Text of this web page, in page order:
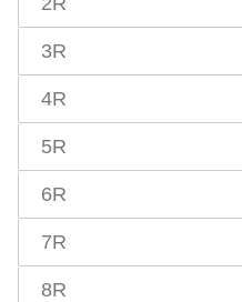
3R
4R
5R
6R
7R
8R